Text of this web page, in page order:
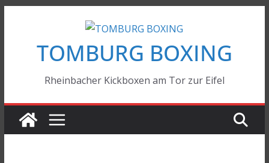
springenTOMBURG BOXING
Rheinbacher Kickboxen am Tor zur Eifel